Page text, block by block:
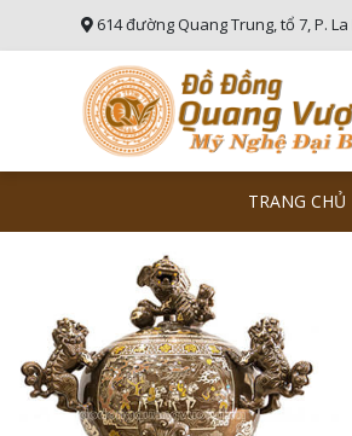
614 đường Quang Trung, tổ 7, P.
TRANG CHỦ